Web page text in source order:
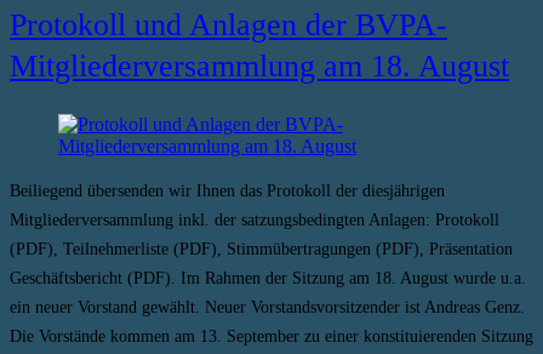
Protokoll und Anlagen der BVPA-
Mitgliederversammlung am 18. August
Beiliegend übersenden wir Ihnen das Protokoll der diesjährigen
Mitgliederversammlung inkl. der satzungsbedingten Anlagen: Protokoll
(PDF), Teilnehmerliste (PDF), Stimmübertragungen (PDF), Präsentation
Geschäftsbericht (PDF). Im Rahmen der Sitzung am 18. August wurde u.a.
ein neuer Vorstand gewählt. Neuer Vorstandsvorsitzender ist Andreas Genz.
Die Vorstände kommen am 13. September zu einer konstituierenden Sitzung